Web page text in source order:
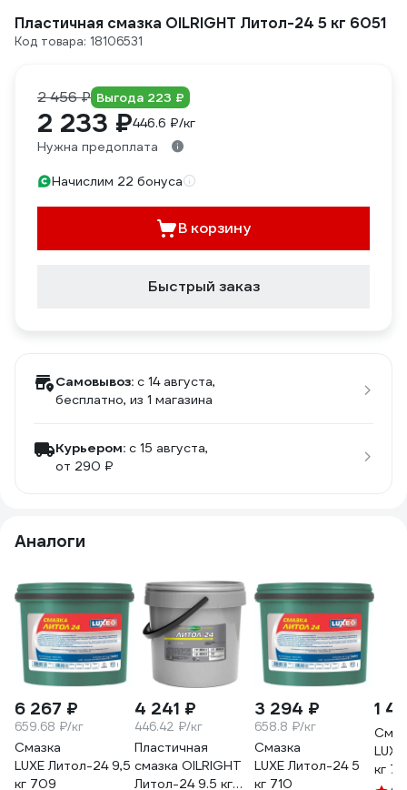
Пластичная смазка OILRIGHT Литол-24 5 кг 6051
Код товара: 18106531
2 456 ₽ Выгода 223 ₽
2 233 ₽446.6 ₽/кг
Нужна предоплата
Начислим 22 бонуса
В корзину
Быстрый заказ
Самовывоз: c 14 августа,
бесплатно, из 1 магазина
Курьером: c 15 августа,
от 290 ₽
Аналоги
6 267 ₽
659.68 ₽/кг
Смазка
LUXЕ Литол-24 9,5
кг 709
4 241 ₽
446.42 ₽/кг
Пластичная
смазка OILRIGHT
Литол-24 9.5 кг
3 294 ₽
658.8 ₽/кг
Смазка
LUXЕ Литол-24 5
кг 710
1
кг 711